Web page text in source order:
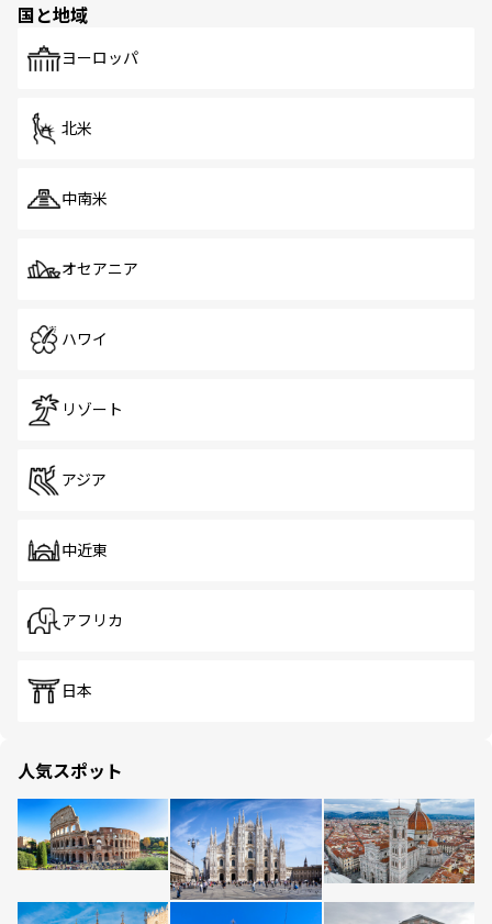
で、ホーカーズは地元の風情を楽しめる外せないスポット
国と地域
ヨーロッパ
北米
中南米
オセアニア
ハワイ
リゾート
アジア
中近東
アフリカ
日本
人気スポット